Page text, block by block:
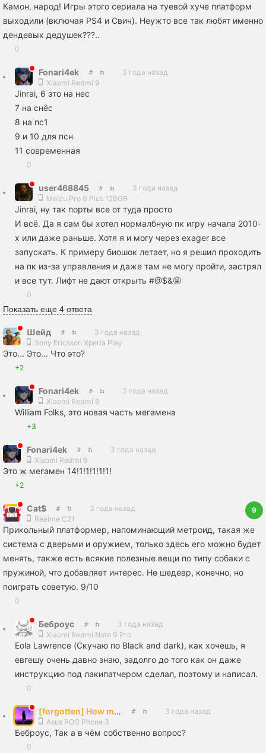
Камон, народ! Игры этого сериала на туевой хуче платформ
выходили (включая PS4 и Свич). Неужто все так любят именно
дендевых дедушек???..
0
Fonari4ek
3 года назад
Xiaomi Redmi 9
Jinrai, 6 это на нес
7 на снёс
8 на пс1
9 и 10 для псн
11 современная
0
user468845
3 года назад
Meizu Pro 6 Plus 128GB
Jinrai, ну так порты все от туда просто
И всё. Да я сам бы хотел нормалбную пк игру начала 2010-
х или даже раньше. Хотя я и могу через exager все
запускать. К примеру биошок летает, но я решил проходить
на пк из-за управления и даже там не могу пройти, застрял
и все тут. Лифт не дают открыть #@$&🤬
0
Показать еще 4 ответа
Шейд
3 года назад
Sony Ericsson Xperia Play
Это... Это... Что это?
+2
Fonari4ek
3 года назад
Xiaomi Redmi 9
William Folks, это новая часть мегамена
+3
Fonari4ek
3 года назад
Xiaomi Redmi 9
Это ж мегамен 14!1!1!1!1!1!
+2
Cat$
3 года назад
Realme C21
9
Прикольный платформер, напоминающий метроид, такая же
система с дверьми и оружием, только здесь его можно будет
менять, также есть всякие полезные вещи по типу собаки с
пружиной, что добавляет интерес. Не шедевр, конечно, но
поиграть советую. 9/10
0
Беброус
3 года назад
Xiaomi Redmi Note 9 Pro
Eola Lawrence (Скучаю по Black and dark), как хочешь, я
евгешу очень давно знаю, задолго до того как он даже
инструкцию под лакипатчером сделал, поэтому и написал.
0
[forgotten] How much is your life worth
3 года назад
Asus ROG Phone 3
Беброус, Так а в чём собственно вопрос?
0